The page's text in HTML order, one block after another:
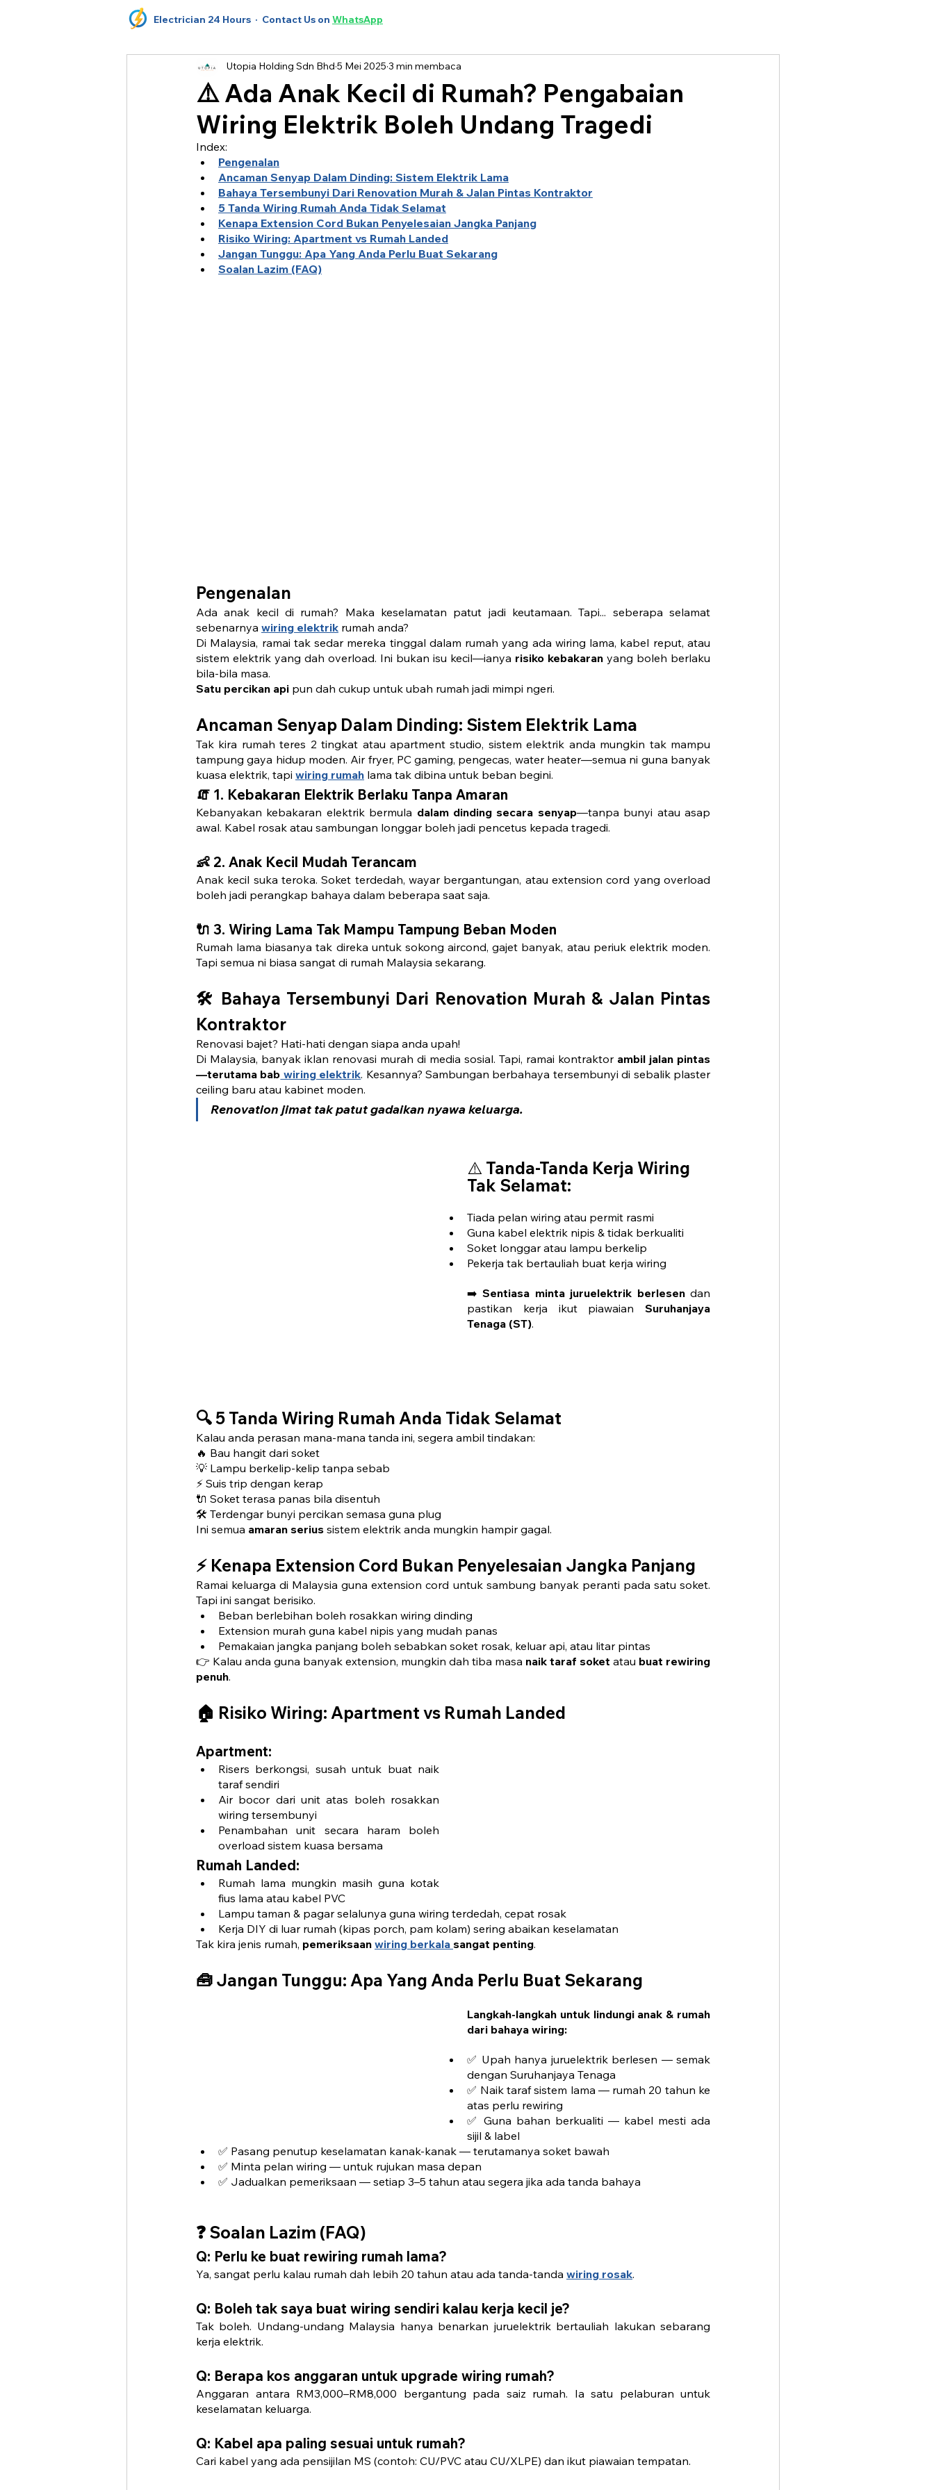
Electrician 24 Hours · Contact Us on WhatsApp
⚠️ Ada Anak Kecil di Rumah? Pengabaian
Wiring Elektrik Boleh Undang Tragedi
Utopia Holding Sdn Bhd 5 Mei 2025 3 min membaca
Index:
Pengenalan
Ancaman Senyap Dalam Dinding: Sistem Elektrik Lama
Bahaya Tersembunyi Dari Renovation Murah & Jalan Pintas Kontraktor
5 Tanda Wiring Rumah Anda Tidak Selamat
Kenapa Extension Cord Bukan Penyelesaian Jangka Panjang
Risiko Wiring: Apartment vs Rumah Landed
Jangan Tunggu: Apa Yang Anda Perlu Buat Sekarang
Soalan Lazim (FAQ)
Pengenalan
Ada anak kecil di rumah? Maka keselamatan patut jadi keutamaan. Tapi... seberapa selamat
sebenarnya wiring elektrik rumah anda?
Di Malaysia, ramai tak sedar mereka tinggal dalam rumah yang ada wiring lama, kabel reput, atau
sistem elektrik yang dah overload. Ini bukan isu kecil—ianya risiko kebakaran yang boleh berlaku
bila-bila masa.
Satu percikan api pun dah cukup untuk ubah rumah jadi mimpi ngeri.
Ancaman Senyap Dalam Dinding: Sistem Elektrik Lama
Tak kira rumah teres 2 tingkat atau apartment studio, sistem elektrik anda mungkin tak mampu
tampung gaya hidup moden. Air fryer, PC gaming, pengecas, water heater—semua ni guna banyak
kuasa elektrik, tapi wiring rumah lama tak dibina untuk beban begini.
🧯 1. Kebakaran Elektrik Berlaku Tanpa Amaran
Kebanyakan kebakaran elektrik bermula dalam dinding secara senyap—tanpa bunyi atau asap
awal. Kabel rosak atau sambungan longgar boleh jadi pencetus kepada tragedi.
👶 2. Anak Kecil Mudah Terancam
Anak kecil suka teroka. Soket terdedah, wayar bergantungan, atau extension cord yang overload
boleh jadi perangkap bahaya dalam beberapa saat saja.
🔌 3. Wiring Lama Tak Mampu Tampung Beban Moden
Rumah lama biasanya tak direka untuk sokong aircond, gajet banyak, atau periuk elektrik moden.
Tapi semua ni biasa sangat di rumah Malaysia sekarang.
🛠️ Bahaya Tersembunyi Dari Renovation Murah & Jalan Pintas
Kontraktor
Renovasi bajet? Hati-hati dengan siapa anda upah!
Di Malaysia, banyak iklan renovasi murah di media sosial. Tapi, ramai kontraktor ambil jalan pintas
—terutama bab wiring elektrik. Kesannya? Sambungan berbahaya tersembunyi di sebalik plaster
ceiling baru atau kabinet moden.
Renovation jimat tak patut gadaikan nyawa keluarga.
⚠️ Tanda-Tanda Kerja Wiring
Tak Selamat:
Tiada pelan wiring atau permit rasmi
Guna kabel elektrik nipis & tidak berkualiti
Soket longgar atau lampu berkelip
Pekerja tak bertauliah buat kerja wiring
➡️ Sentiasa minta juruelektrik berlesen dan
pastikan kerja ikut piawaian Suruhanjaya
Tenaga (ST).
🔍 5 Tanda Wiring Rumah Anda Tidak Selamat
Kalau anda perasan mana-mana tanda ini, segera ambil tindakan:
🔥 Bau hangit dari soket
💡 Lampu berkelip-kelip tanpa sebab
⚡ Suis trip dengan kerap
🔌 Soket terasa panas bila disentuh
🛠️ Terdengar bunyi percikan semasa guna plug
Ini semua amaran serius sistem elektrik anda mungkin hampir gagal.
⚡ Kenapa Extension Cord Bukan Penyelesaian Jangka Panjang
Ramai keluarga di Malaysia guna extension cord untuk sambung banyak peranti pada satu soket.
Tapi ini sangat berisiko.
Beban berlebihan boleh rosakkan wiring dinding
Extension murah guna kabel nipis yang mudah panas
Pemakaian jangka panjang boleh sebabkan soket rosak, keluar api, atau litar pintas
👉 Kalau anda guna banyak extension, mungkin dah tiba masa naik taraf soket atau buat rewiring
penuh.
🏠 Risiko Wiring: Apartment vs Rumah Landed
Apartment:
Risers berkongsi, susah untuk buat naik
taraf sendiri
Air bocor dari unit atas boleh rosakkan
wiring tersembunyi
Penambahan unit secara haram boleh
overload sistem kuasa bersama
Rumah Landed:
Rumah lama mungkin masih guna kotak
fius lama atau kabel PVC
Lampu taman & pagar selalunya guna wiring terdedah, cepat rosak
Kerja DIY di luar rumah (kipas porch, pam kolam) sering abaikan keselamatan
Tak kira jenis rumah, pemeriksaan wiring berkala sangat penting.
🧰 Jangan Tunggu: Apa Yang Anda Perlu Buat Sekarang
Langkah-langkah untuk lindungi anak & rumah
dari bahaya wiring:
✅ Upah hanya juruelektrik berlesen — semak
dengan Suruhanjaya Tenaga
✅ Naik taraf sistem lama — rumah 20 tahun ke
atas perlu rewiring
✅ Guna bahan berkualiti — kabel mesti ada
sijil & label
✅ Pasang penutup keselamatan kanak-kanak — terutamanya soket bawah
✅ Minta pelan wiring — untuk rujukan masa depan
✅ Jadualkan pemeriksaan — setiap 3–5 tahun atau segera jika ada tanda bahaya
❓ Soalan Lazim (FAQ)
Q: Perlu ke buat rewiring rumah lama?
Ya, sangat perlu kalau rumah dah lebih 20 tahun atau ada tanda-tanda wiring rosak.
Q: Boleh tak saya buat wiring sendiri kalau kerja kecil je?
Tak boleh. Undang-undang Malaysia hanya benarkan juruelektrik bertauliah lakukan sebarang
kerja elektrik.
Q: Berapa kos anggaran untuk upgrade wiring rumah?
Anggaran antara RM3,000–RM8,000 bergantung pada saiz rumah. Ia satu pelaburan untuk
keselamatan keluarga.
Q: Kabel apa paling sesuai untuk rumah?
Cari kabel yang ada pensijilan MS (contoh: CU/PVC atau CU/XLPE) dan ikut piawaian tempatan.